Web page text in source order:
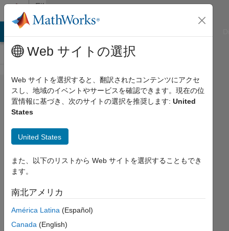
コンテンツへスキップ
File
Exchange
Simulating
Robustness
Model used in the "Understanding
Robustness to System Variations in
Melda Ulusoy
Web サイトの選択
Web サイトを選択すると、翻訳されたコンテンツにアクセ
スし、地域のイベントやサービスを確認できます。現在の位
置情報に基づき、次のサイトの選択を推奨します: United
States
United States
また、以下のリストから Web サイトを選択することもでき
ます。
南北アメリカ
América Latina (Español)
Canada (English)